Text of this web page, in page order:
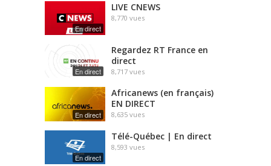
En direct
LIVE CNEWS
8,770 vues
En direct
Regardez RT France en
direct
8,717 vues
En direct
Africanews (en français)
EN DIRECT
8,635 vues
En direct
Télé-Québec | En direct
8,593 vues